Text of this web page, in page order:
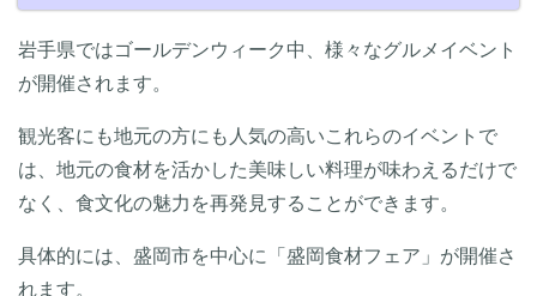
岩手県ではゴールデンウィーク中、様々なグルメイベント
が開催されます。
観光客にも地元の方にも人気の高いこれらのイベントで
は、地元の食材を活かした美味しい料理が味わえるだけで
なく、食文化の魅力を再発見することができます。
具体的には、盛岡市を中心に「盛岡食材フェア」が開催さ
れます。